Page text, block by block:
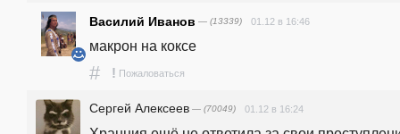
Василий Иванов — (13339) 01.12 в 16:46
макрон на коксе
# ! Пожаловаться
Сергей Алексеев — (70049) 01.12 в 16:24